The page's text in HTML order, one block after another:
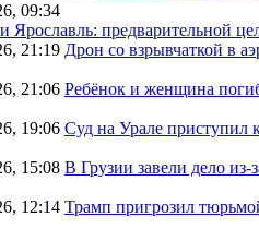
09:34
Ярославль: предварительной
21:19 Дрон со взрывчаткой в
21:06 Ребёнок и женщина
19:06 Суд на Урале приступил
15:08 В Грузии завели дело из-
12:14 Трамп пригрозил